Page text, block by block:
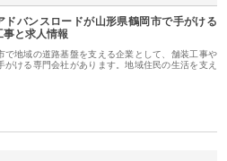
ドバンスロードが山形県鶴岡市で手がける
事と求人情報
で地域の道路基盤を支える企業として、舗装工事や
がける専門会社があります。地域住民の生活を支え